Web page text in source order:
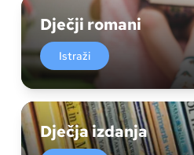
Dječji romani
Istraži
Dječja izdanja